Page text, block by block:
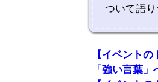
ついて語
【イベント
「強い言葉